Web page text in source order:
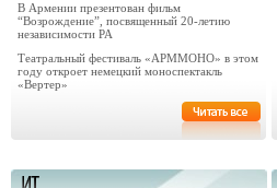
В Армении презентован фильм
“Возрождение”, посвященный 20-летию
независимости РА
Театральный фестиваль «АРММОНО» в этом
году откроет немецкий моноспектакль
«Вертер»